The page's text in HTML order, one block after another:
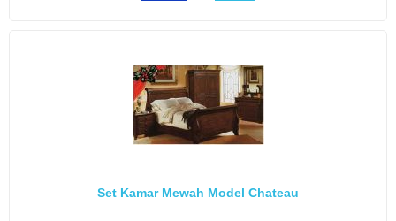
Set Kamar Mewah Model Chateau